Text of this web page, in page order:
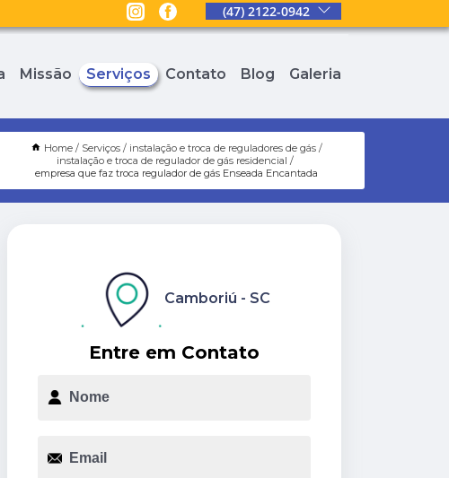
(47) 2122-0942
Missão Serviços Contato Blog Galeria
Home Serviços
instalação e troca de reguladores de gás
instalação e troca de regulador de gás residencial
empresa que faz troca regulador de gás Enseada Encantada
Entre em Contato
Camboriú - SC